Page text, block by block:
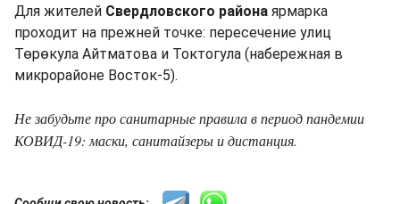
Для жителей Свердловского района ярмарка
проходит на прежней точке: пересечение улиц
Төрөкула Айтматова и Токтогула (набережная в
микрорайоне Восток-5).
Не забудьте про санитарные правила в период пандемии
КОВИД-19: маски, санитайзеры и дистанция.